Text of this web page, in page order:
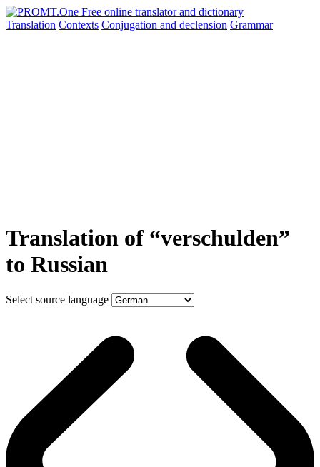
Translation Contexts Conjugation and declension Grammar
Translation of “verschulden”
to Russian
Select source language